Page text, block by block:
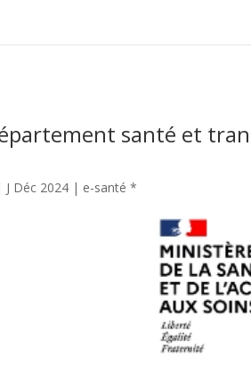
santé et
J Déc 2024 | e-santé *